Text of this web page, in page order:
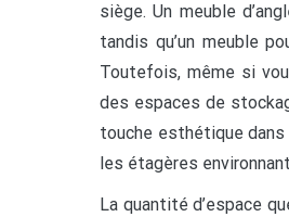
siège. Un meuble
tandis qu’un meuble
Toutefois, même si
des espaces de
touche esthétique
les étagères
La quantité d’espace